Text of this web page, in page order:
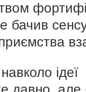
бачив
ідеї